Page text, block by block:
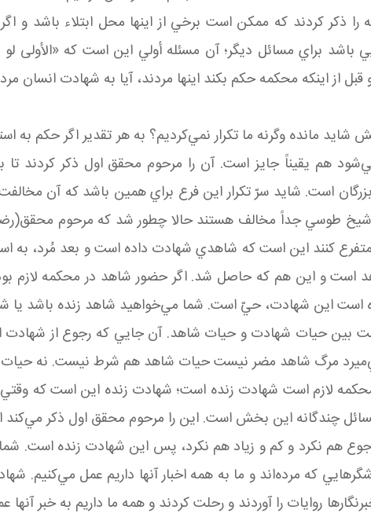
ذکر کردند که ممکن است برخي از اينها محل ابتلاء باشد
باشد براي مسائل ديگر؛ آن مسئله أولي اين است که «الأولى
از اينکه محکمه حکم بکند اينها مردند، آيا به شهادت انسان
مانده وگرنه ما تکرار نمي‌کرديم؟ به هر تقدير اگر حکم
هم يقيناً جايز است. آن را مرحوم محقق اول ذکر کردند
است. شايد سرّ تکرار اين فرع براي همين باشد که آن
طوسي جداً مخالف هستند حالا چطور شد که مرحوم محقق(رضوان
متفرع کنند اين است که شاهدي شهادت داده است و بعد
و اين هم که حاصل شد. اگر حضور شاهد در محکمه لازم
است اين شهادت، حيّ است. شما مي‌خواهيد شاهد زنده باشد يا
بين حيات شهادت و حيات شاهد. آن جايي که رجوع از
مرگ شاهد مضر نيست حيات شاهد هم شرط نيست. نه حيات
لازم است شهادت زنده است؛ شهادت زنده اين است که
چندگانه اين بخش است. اين را مرحوم محقق اول ذکر
نکرد و کم و زياد هم نکرد، پس اين شهادت زنده است. شما
که مرده‌اند و ما به همه اخبار آنها داريم عمل
روايات را آوردند و رحلت کردند و همه ما داريم به خبر